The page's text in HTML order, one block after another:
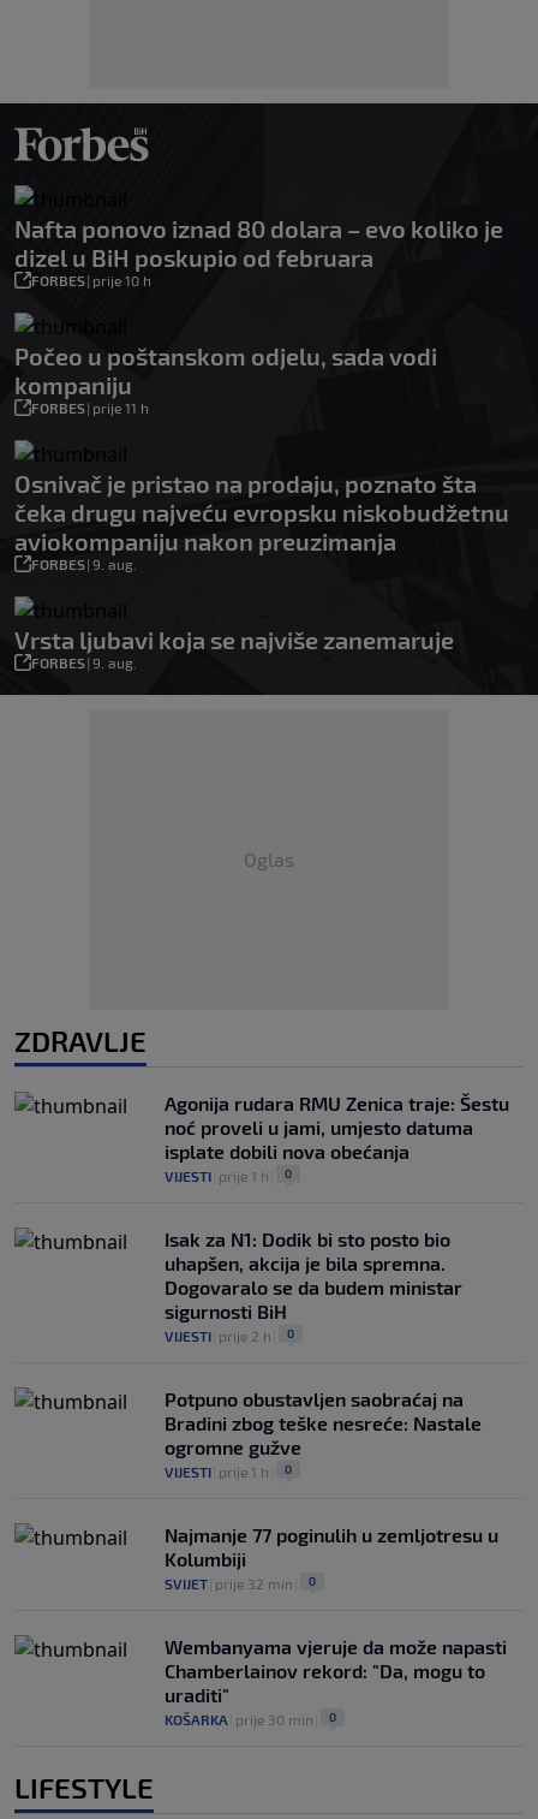
Nafta ponovo iznad 80 dolara – evo koliko je
dizel u BiH poskupio od februara
FORBES| prije 10 h
Počeo u poštanskom odjelu, sada vodi
kompaniju
FORBES| prije 11 h
Osnivač je pristao na prodaju, poznato šta
čeka drugu najveću evropsku niskobudžetnu
aviokompaniju nakon preuzimanja
FORBES| 9. aug.
Vrsta ljubavi koja se najviše zanemaruje
FORBES| 9. aug.
Oglas
ZDRAVLJE
Agonija rudara RMU Zenica traje: Šestu
noć proveli u jami, umjesto datuma
isplate dobili nova obećanja
VIJESTI prije 1 h 0
Isak za N1: Dodik bi sto posto bio
uhapšen, akcija je bila spremna.
Dogovaralo se da budem ministar
sigurnosti BiH
VIJESTI prije 2 h 0
Potpuno obustavljen saobraćaj na
Bradini zbog teške nesreće: Nastale
ogromne gužve
VIJESTI prije 1 h 0
Najmanje 77 poginulih u zemljotresu u
Kolumbiji
SVIJET prije 32 min 0
Wembanyama vjeruje da može napasti
Chamberlainov rekord: "Da, mogu to
uraditi"
KOŠARKA prije 30 min 0
LIFESTYLE